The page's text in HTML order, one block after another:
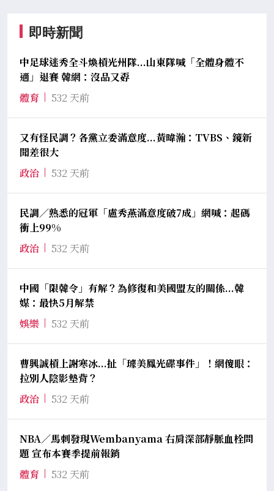
即時新聞
中足球迷秀全斗煥槓光州隊...山東隊喊「全體身體不
適」退賽 韓網：沒品又孬
體育
532 天前
又有怪民調？各黨立委滿意度...黃暐瀚：TVBS、鏡新
聞差很大
政治
532 天前
民調／熟悉的冠軍「盧秀燕滿意度破7成」網喊：起碼
衝上99%
政治
532 天前
中國「限韓令」有解？為修復和美國盟友的關係...韓
媒：最快5月解禁
娛樂
532 天前
曹興誠槓上謝寒冰...扯「璩美鳳光碟事件」！網傻眼：
拉別人陰影墊背？
政治
532 天前
NBA／馬刺發現Wembanyama 右肩深部靜脈血栓問
題 宣布本賽季提前報銷
體育
532 天前